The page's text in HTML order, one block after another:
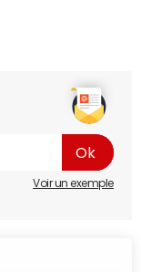
Voir un exemple